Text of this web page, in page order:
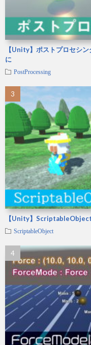
【Unity】ポストプロセシ
に
PostProcessing
【Unity】ScriptableObject
ScriptableObject